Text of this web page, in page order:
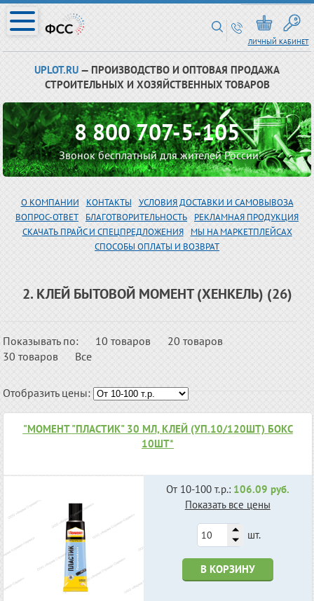
ЛИЧНЫЙ КАБИНЕТ
UPLOT.RU — ПРОИЗВОДСТВО И ОПТОВАЯ ПРОДАЖА
СТРОИТЕЛЬНЫХ И ХОЗЯЙСТВЕННЫХ ТОВАРОВ
8 800 707-5-105
Звонок бесплатный для жителей России
О КОМПАНИИ КОНТАКТЫ
УСЛОВИЯ ДОСТАВКИ И САМОВЫВОЗА
ВОПРОС-ОТВЕТ
БЛАГОТВОРИТЕЛЬНОСТЬ
РЕКЛАМНАЯ ПРОДУКЦИЯ
СКАЧАТЬ ПРАЙС И СПЕЦПРЕДЛОЖЕНИЯ
МЫ НА МАРКЕТПЛЕЙСАХ
СПОСОБЫ ОПЛАТЫ И ВОЗВРАТ
2. КЛЕЙ БЫТОВОЙ МОМЕНТ (ХЕНКЕЛЬ) (26)
Показывать по: 10 товаров
20 товаров
30 товаров
Все
Отобразить цены:
"МОМЕНТ "ПЛАСТИК" 30 МЛ, КЛЕЙ (УП.10/120ШТ) БОКС
10ШТ*
От 10-100 т.р.: 106.09 руб.
Показать все цены
шт.
В КОРЗИНУ